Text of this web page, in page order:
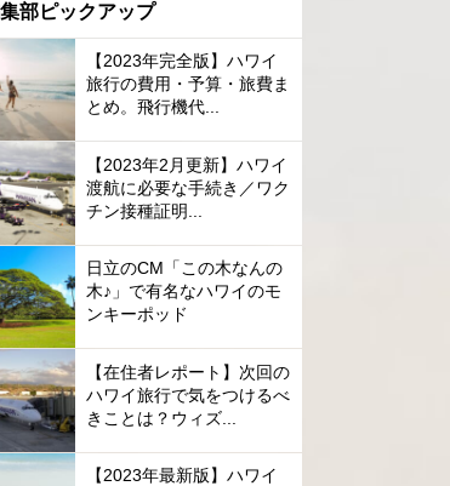
部ピックアップ
【2023年完全版】ハワイ
旅行の費用・予算・旅費ま
とめ。飛行機代...
【2023年2月更新】ハワイ
渡航に必要な手続き／ワク
チン接種証明...
日立のCM「この木なんの
木♪」で有名なハワイのモ
ンキーポッド
【在住者レポート】次回の
ハワイ旅行で気をつけるべ
きことは？ウィズ...
【2023年最新版】ハワイ